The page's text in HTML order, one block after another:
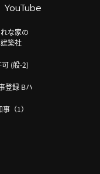
YouTube
な家の
築社
(般-2)
登録 Bハ
（1）